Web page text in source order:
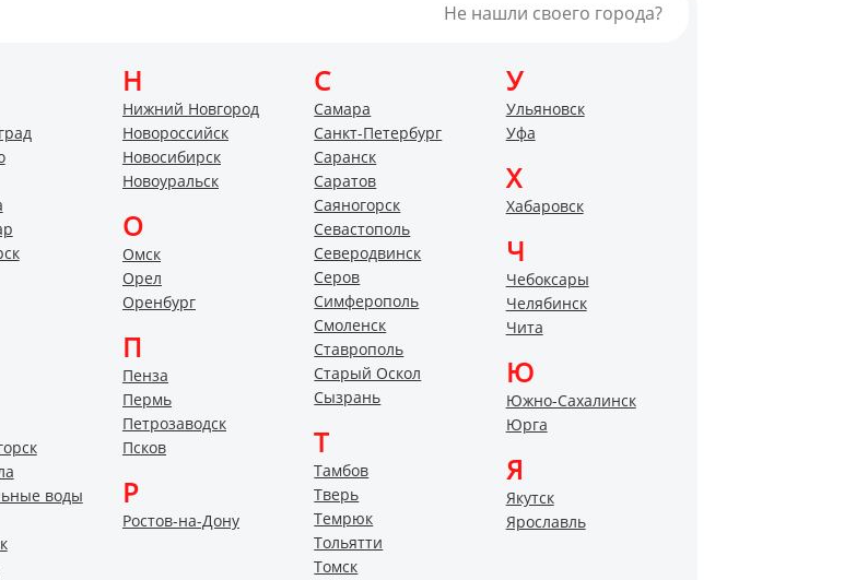
Не нашли своего города?
воды
Н
Нижний Новгород
Новороссийск
Новосибирск
Новоуральск
О
Омск
Орел
Оренбург
П
Пенза
Пермь
Петрозаводск
Псков
Р
Ростов-на-Дону
С
Самара
Санкт-Петербург
Саранск
Саратов
Саяногорск
Севастополь
Северодвинск
Серов
Симферополь
Смоленск
Ставрополь
Старый Оскол
Сызрань
Т
Тамбов
Тверь
Темрюк
Тольятти
Томск
У
Ульяновск
Уфа
Х
Хабаровск
Ч
Чебоксары
Челябинск
Чита
Ю
Южно-Сахалинск
Юрга
Я
Якутск
Ярославль